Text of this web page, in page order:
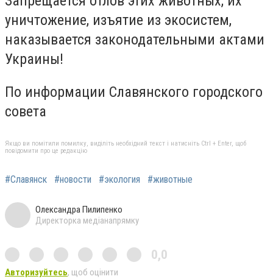
уничтожение, изъятие из экосистем,
наказывается законодательными актами
Украины!
По информации Славянского городского
совета
Якщо ви помітили помилку, виділіть необхідний текст і натисніть Ctrl + Enter, щоб
повідомити про це редакцію
#Славянск #новости #экология #животные
Олександра Пилипенко
Директорка медіанапрямку
0,0
Авторизуйтесь, щоб оцінити